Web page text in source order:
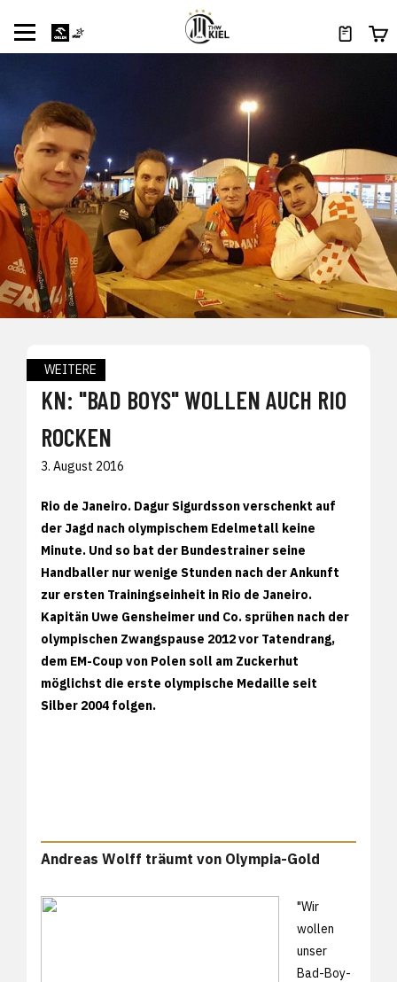
WEITERE
KN: "BAD BOYS" WOLLEN AUCH RIO
ROCKEN
3. August 2016
Rio de Janeiro. Dagur Sigurdsson verschenkt auf
der Jagd nach olympischem Edelmetall keine
Minute. Und so bat der Bundestrainer seine
Handballer nur wenige Stunden nach der Ankunft
zur ersten Trainingseinheit in Rio de Janeiro.
Kapitän Uwe Gensheimer und Co. sprühen nach der
olympischen Zwangspause 2012 vor Tatendrang,
dem EM-Coup von Polen soll am Zuckerhut
möglichst die erste olympische Medaille seit
Silber 2004 folgen.
Andreas Wolff träumt von Olympia-Gold
"Wir
wollen
unser
Bad-Boy-